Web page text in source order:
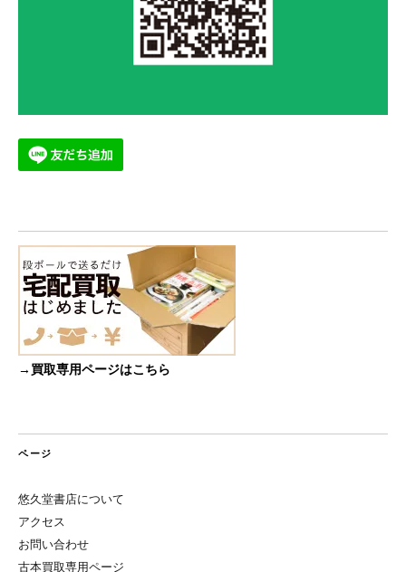
→買取専用ページはこちら
ページ
悠久堂書店について
アクセス
お問い合わせ
古本買取専用ページ